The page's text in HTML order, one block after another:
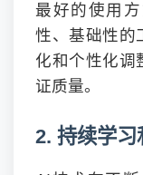
最好的使用
性、基础性的
化和个性化调
证质量。
2. 持续学习